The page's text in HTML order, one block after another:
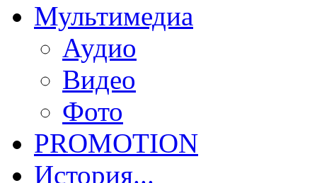
Мультимедиа
Аудио
Видео
Фото
PROMOTION
История...